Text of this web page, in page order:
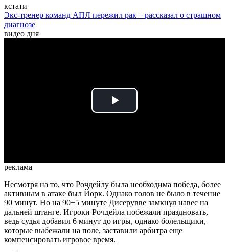
кстати
Экс-тренер команд АПЛ пережил рак – рассказал о страшном
диагнозе
видео дня
Play
реклама
Несмотря на то, что Рочдейлу была необходима победа, более
активным в атаке был Йорк. Однако голов не было в течение
90 минут. Но на 90+5 минуте Дисерувве замкнул навес на
дальней штанге. Игроки Рочдейла побежали праздновать,
ведь судья добавил 6 минут до игры, однако болельщики,
которые выбежали на поле, заставили арбитра еще
компенсировать игровое время.